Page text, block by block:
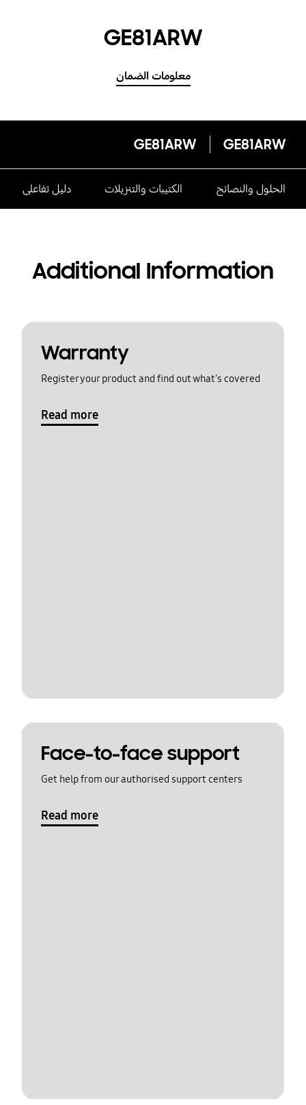
GE81ARW
معلومات الضمان
GE81ARW
GE81ARW
الحلول والنصائح الكتيبات والتنزيلات دليل تفاعلى
Additional Information
Warranty
Register your product and find out what's covered
Read more
Face-to-face support
Get help from our authorised support centers
Read more